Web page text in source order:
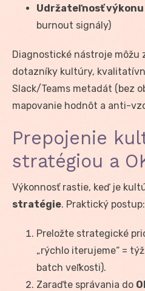
Udržateľnosť výkonu
burnout signály)
Diagnostické nástroje
dotazníky kultúry,
Slack/Teams metadát (bez
mapovanie hodnôt a anti-
Prepojenie
stratégiou a
Výkonnosť rastie, keď je
stratégie. Praktický postup:
Preložte strategické
„rýchlo iterujeme“ =
batch veľkosti).
Zaraďte správania do